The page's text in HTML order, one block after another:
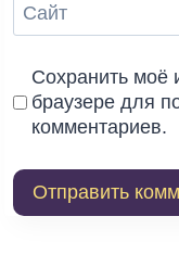
Сайт
Сохранить моё
браузере для
комментариев.